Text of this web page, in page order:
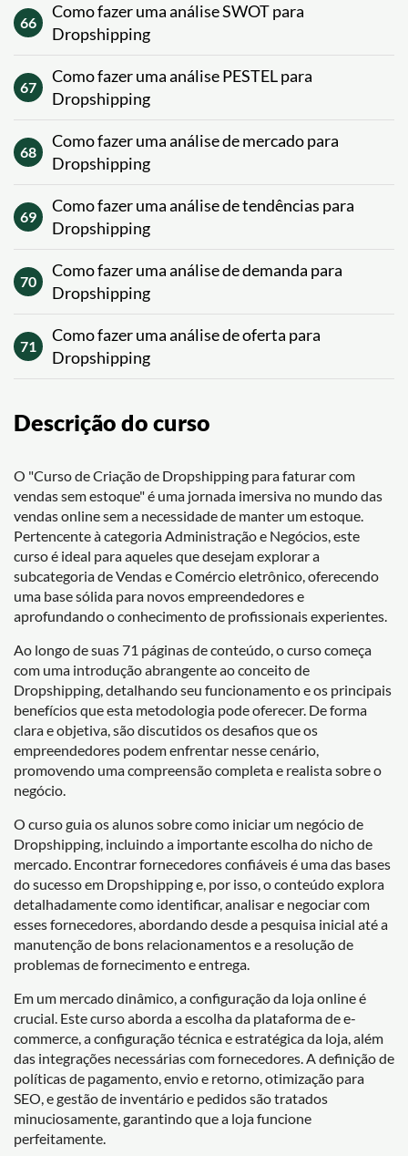
66
Como fazer uma análise SWOT para
Dropshipping
67
Como fazer uma análise PESTEL para
Dropshipping
68
Como fazer uma análise de mercado para
Dropshipping
69
Como fazer uma análise de tendências para
Dropshipping
70
Como fazer uma análise de demanda para
Dropshipping
71
Como fazer uma análise de oferta para
Dropshipping
Descrição do curso
O "Curso de Criação de Dropshipping para faturar com
vendas sem estoque" é uma jornada imersiva no mundo das
vendas online sem a necessidade de manter um estoque.
Pertencente à categoria Administração e Negócios, este
curso é ideal para aqueles que desejam explorar a
subcategoria de Vendas e Comércio eletrônico, oferecendo
uma base sólida para novos empreendedores e
aprofundando o conhecimento de profissionais experientes.
Ao longo de suas 71 páginas de conteúdo, o curso começa
com uma introdução abrangente ao conceito de
Dropshipping, detalhando seu funcionamento e os principais
benefícios que esta metodologia pode oferecer. De forma
clara e objetiva, são discutidos os desafios que os
empreendedores podem enfrentar nesse cenário,
promovendo uma compreensão completa e realista sobre o
negócio.
O curso guia os alunos sobre como iniciar um negócio de
Dropshipping, incluindo a importante escolha do nicho de
mercado. Encontrar fornecedores confiáveis é uma das bases
do sucesso em Dropshipping e, por isso, o conteúdo explora
detalhadamente como identificar, analisar e negociar com
esses fornecedores, abordando desde a pesquisa inicial até a
manutenção de bons relacionamentos e a resolução de
problemas de fornecimento e entrega.
Em um mercado dinâmico, a configuração da loja online é
crucial. Este curso aborda a escolha da plataforma de e-
commerce, a configuração técnica e estratégica da loja, além
das integrações necessárias com fornecedores. A definição de
políticas de pagamento, envio e retorno, otimização para
SEO, e gestão de inventário e pedidos são tratados
minuciosamente, garantindo que a loja funcione
perfeitamente.